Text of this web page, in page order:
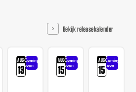
Bekijk releasekalender
AUG
13
Coming
soon
AUG
15
Coming
soon
AUG
15
Coming
soon